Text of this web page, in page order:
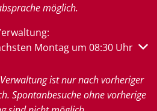
möglich.
oder Schließzeiten
Montag um 08:30 Uhr
ist nur nach vorheriger
Spontanbesuche ohne vorherige